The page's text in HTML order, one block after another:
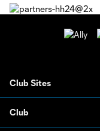
Club Sites
Club